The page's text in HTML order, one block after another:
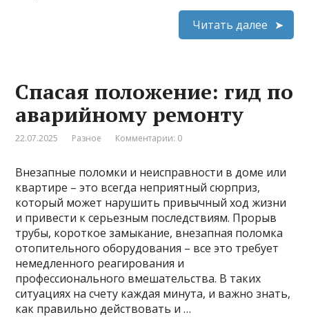
Читать далее
Спасая положение: гид по
аварийному ремонту
22.07.2025 Разное Комментарии: 0
Внезапные поломки и неисправности в доме или
квартире – это всегда неприятный сюрприз,
который может нарушить привычный ход жизни
и привести к серьезным последствиям. Прорыв
трубы, короткое замыкание, внезапная поломка
отопительного оборудования – все это требует
немедленного реагирования и
профессионального вмешательства. В таких
ситуациях на счету каждая минута, и важно знать,
как правильно действовать и …